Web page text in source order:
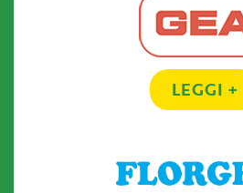
LEGGI +